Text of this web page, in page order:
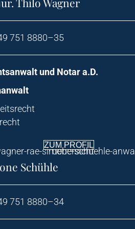
751 8880–35
und Notar a.D.
ZUM PRO­FIL
Schühle
751 8880–34